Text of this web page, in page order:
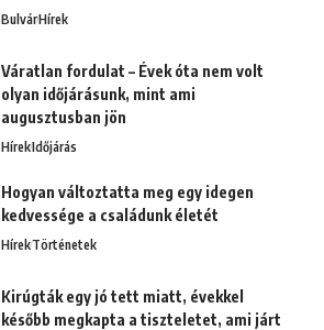
BulvárHírek
Váratlan fordulat – Évek óta nem volt
olyan időjárásunk, mint ami
augusztusban jön
HírekIdőjárás
Hogyan változtatta meg egy idegen
kedvessége a családunk életét
HírekTörténetek
Kirúgták egy jó tett miatt, évekkel
később megkapta a tiszteletet, ami járt